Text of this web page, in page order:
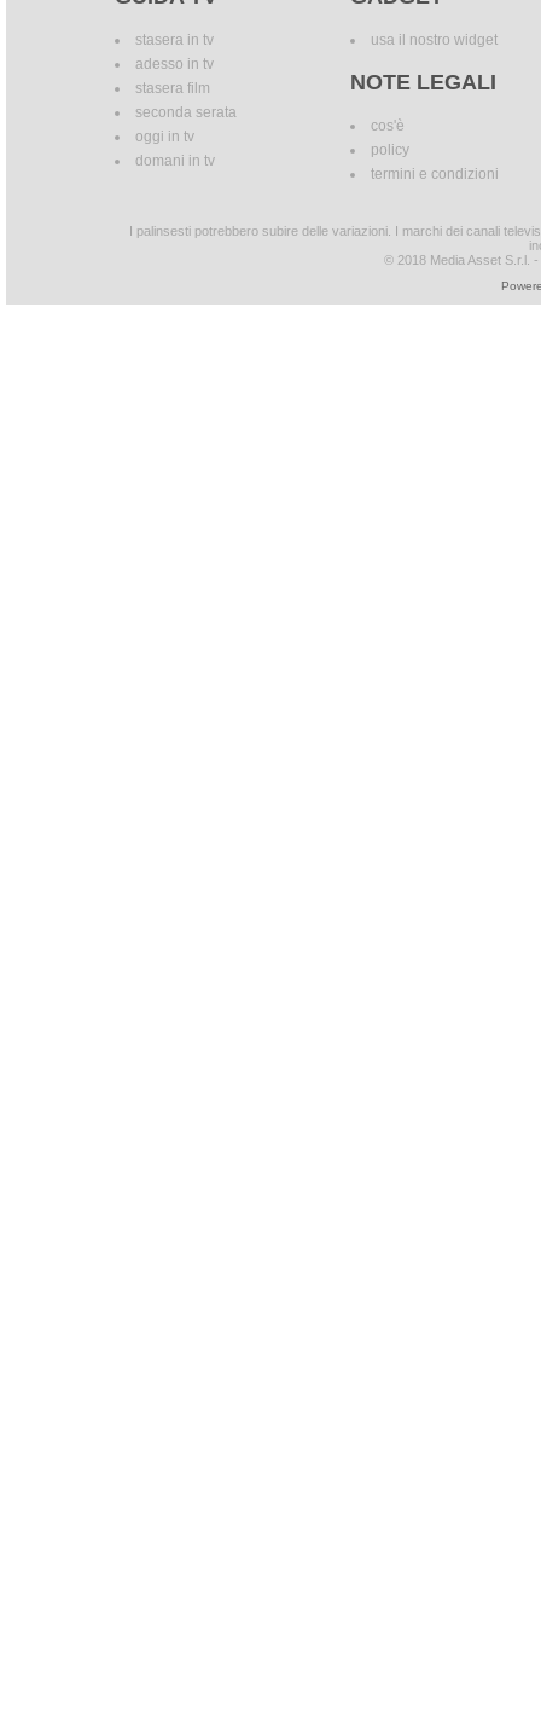
stasera in tv
adesso in tv
stasera film
seconda serata
oggi in tv
domani in tv
usa il nostro widget
NOTE LEGALI
cos'è
policy
termini e condizioni
I palinsesti potrebbero subire delle variazioni. I marchi dei canali
© 2018 Media Asset S.r.l.